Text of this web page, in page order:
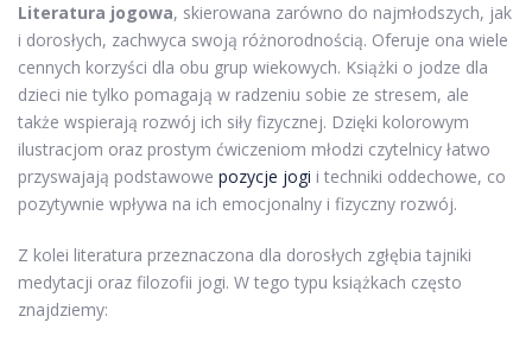
Literatura jogowa, skierowana zarówno do najmłodszych, jak
i dorosłych, zachwyca swoją różnorodnością. Oferuje ona wiele
cennych korzyści dla obu grup wiekowych. Książki o jodze dla
dzieci nie tylko pomagają w radzeniu sobie ze stresem, ale
także wspierają rozwój ich siły fizycznej. Dzięki kolorowym
ilustracjom oraz prostym ćwiczeniom młodzi czytelnicy łatwo
przyswajają podstawowe pozycje jogi i techniki oddechowe, co
pozytywnie wpływa na ich emocjonalny i fizyczny rozwój.
Z kolei literatura przeznaczona dla dorosłych zgłębia tajniki
medytacji oraz filozofii jogi. W tego typu książkach często
znajdziemy: